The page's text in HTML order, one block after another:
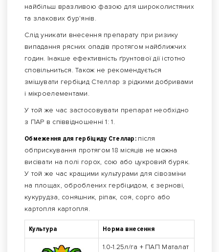
найбільш вразливою фазою для широколистяних
та злакових бур'янів.
Слід уникати внесення препарату при ризику
випадання рясних опадів протягом найближчих
годин. Інакше ефективність ґрунтової дії істотно
сповільниться. Також не рекомендується
змішувати гербіцид Стеллар з рідкими добривами
і мікроелементами.
У той же час застосовувати препарат необхідно
з ПАР в співвідношенні 1: 1.
Обмеження для гербіциду Стеллар: після
обприскування протягом 18 місяців не можна
висівати на полі горох, сою або цукровий буряк.
У той же час кращими культурами для сівозміни
на площах, оброблених гербіцидом, є зернові,
кукурудза, соняшник, ріпак, соя, сорго або
картопля картопля.
Культура Норма внесення
1.0-1.25л/га + ПАП Маталат